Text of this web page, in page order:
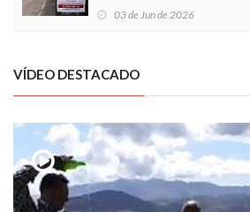
03 de Jun de 2026
VÍDEO DESTACADO